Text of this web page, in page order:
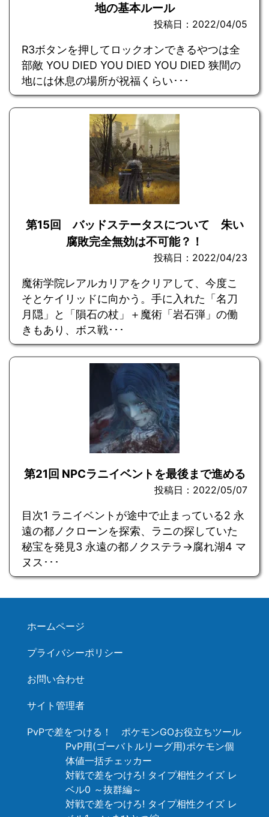
地の基本ルール
投稿日：2022/04/05
R3ボタンを押してロックオンできるやつは全
部敵 YOU DIED YOU DIED YOU DIED 狭間の
地には休息の場所が祝福くらい･･･
第15回 バッドステータスについて 朱い
腐敗完全無効は不可能？！
投稿日：2022/04/23
魔術学院レアルカリアをクリアして、今度こ
そとケイリッドに向かう。手に入れた「名刀
月隠」と「隕石の杖」＋魔術「岩石弾」の働
きもあり、ボス戦･･･
第21回 NPCラニイベントを最後まで進める
投稿日：2022/05/07
目次1 ラニイベントが途中で止まっている2 永
遠の都ノクローンを探索、ラニの探していた
秘宝を発見3 永遠の都ノクステラ→腐れ湖4 マ
ヌス･･･
ホームページ
プライバシーポリシー
お問い合わせ
サイト管理者
PvPで差をつける！ ポケモンGOお役立ちツール
PvP用(ゴーバトルリーグ用)ポケモン個
体値一括チェッカー
対戦で差をつけろ! タイプ相性クイズ レ
ベル0 ～抜群編～
対戦で差をつけろ! タイプ相性クイズ レ